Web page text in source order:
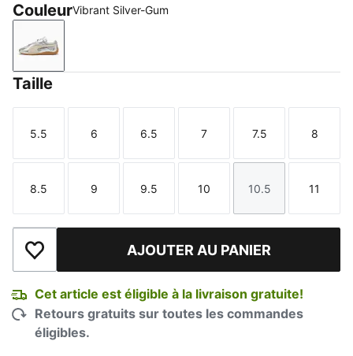
CouleurVibrant Silver-Gum
Vibrant Silver-Gum
Taille
Taille
5.5
Taille
6
Taille
6.5
Taille
7
Taille
7.5
Taille
8
Taille
8.5
Taille
9
Taille
9.5
Taille
10
Taille
10.5
Taille
11
Ajouter à la liste de souhaits
AJOUTER AU PANIER
Cet article est éligible à la livraison gratuite!
Retours gratuits sur toutes les commandes
éligibles.